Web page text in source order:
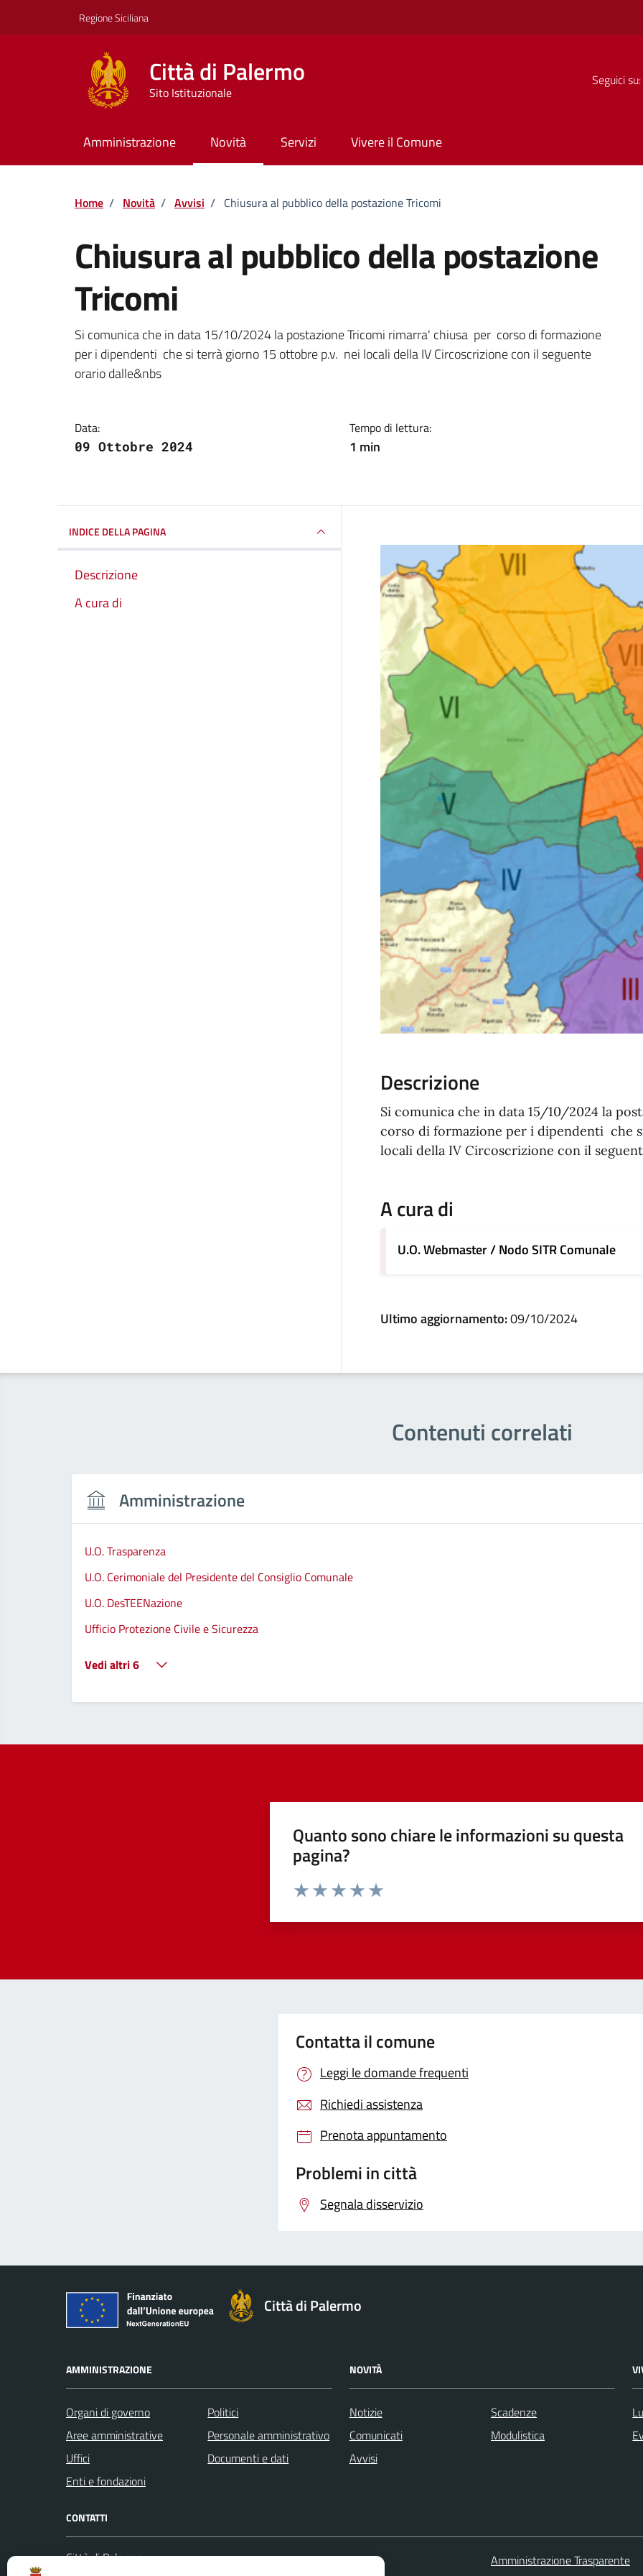
Regione Siciliana
Città di Palermo
Sito Istituzionale
Seguici su:
Amministrazione Novità Servizi Vivere il Comune
Home / Novità / Avvisi / Chiusura al pubblico della postazione Tricomi
Chiusura al pubblico della postazione
Tricomi
Dettagli della notizia
Si comunica che in data 15/10/2024 la postazione Tricomi rimarra' chiusa per corso di formazione
per i dipendenti che si terrà giorno 15 ottobre p.v. nei locali della IV Circoscrizione con il seguente
orario dalle&nbs
Data:
09 Ottobre 2024
Tempo di lettura:
1 min
INDICE DELLA PAGINA
Descrizione
A cura di
Descrizione
Si comunica che in data 15/10/2024 la
corso di formazione per i dipendenti che
locali della IV Circoscrizione con il
A cura di
U.O. Webmaster / Nodo SITR Comunale
Ultimo aggiornamento:09/10/2024
Contenuti correlati
Amministrazione
U.O. Trasparenza
U.O. Cerimoniale del Presidente del Consiglio Comunale
U.O. DesTEENazione
Ufficio Protezione Civile e Sicurezza
Vedi altri 6
Quanto sono chiare le informazioni su questa
pagina?
Contatta il comune
Leggi le domande frequenti
Richiedi assistenza
Prenota appuntamento
Problemi in città
Segnala disservizio
Città di Palermo
AMMINISTRAZIONE
Organi di governo
Aree amministrative
Uffici
Enti e fondazioni
Politici
Personale amministrativo
Documenti e dati
NOVITÀ
Notizie
Comunicati
Avvisi
Scadenze
Modulistica
CONTATTI
Città di Palermo
Leggi le FAQ
Amministrazione Trasparente